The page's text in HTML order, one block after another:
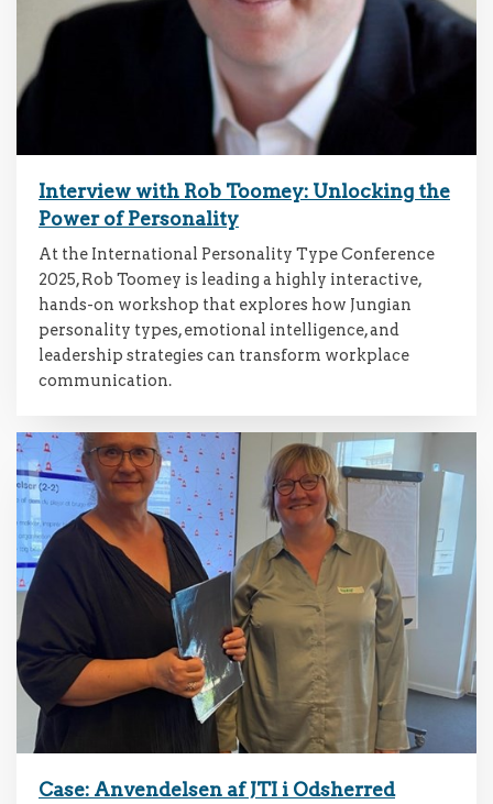
Interview with Rob Toomey: Unlocking the
Power of Personality
At the International Personality Type Conference
2025, Rob Toomey is leading a highly interactive,
hands-on workshop that explores how Jungian
personality types, emotional intelligence, and
leadership strategies can transform workplace
communication.
Case: Anvendelsen af JTI i Odsherred